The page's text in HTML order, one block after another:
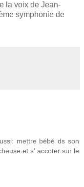
la voix de Jean-
symphonie de
mettre bébé ds son
et s' accoter sur le